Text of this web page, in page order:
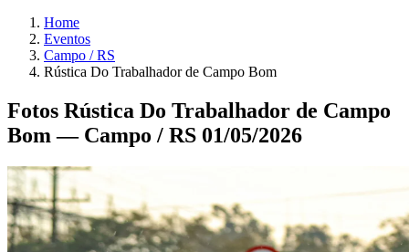
Home
Eventos
Campo / RS
Rústica Do Trabalhador de Campo Bom
Fotos Rústica Do Trabalhador de Campo
Bom — Campo / RS 01/05/2026